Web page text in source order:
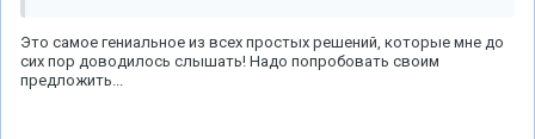
Это самое гениальное из всех простых решений, которые мне до
сих пор доводилось слышать! Надо попробовать своим
предложить...